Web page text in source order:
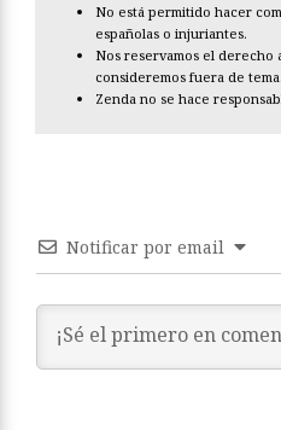
No está permitido hacer
españolas o injuriantes.
Nos reservamos el derecho
consideremos fuera de tema.
Zenda no se hace
Notificar por email